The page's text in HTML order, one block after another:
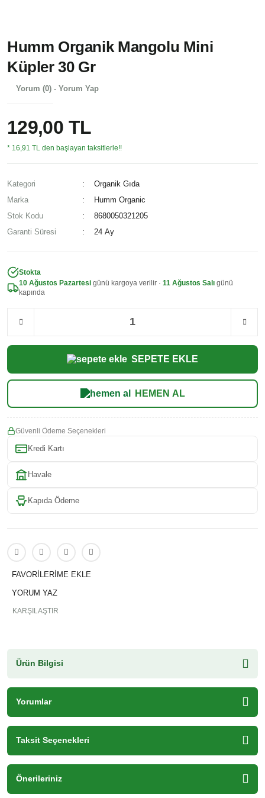
Humm Organik Mangolu Mini
Küpler 30 Gr
Yorum (0) - Yorum Yap
129,00 TL
* 16,91 TL den başlayan taksitlerle!!
Kategori
Organik Gıda
Marka
Humm Organic
Stok Kodu
8680050321205
Garanti Süresi
24 Ay
Stokta
10 Ağustos Pazartesi günü kargoya verilir · 11 Ağustos Salı günü
kapında
SEPETE EKLE
HEMEN AL
Güvenli Ödeme Seçenekleri
Kredi Kartı
Havale
Kapıda Ödeme
YORUM YAZ
KARŞILAŞTIR
Ürün Bilgisi
Yorumlar
Taksit Seçenekleri
Önerileriniz